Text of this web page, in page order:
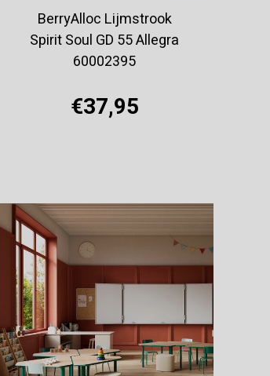
BerryAlloc Lijmstrook
Spirit Soul GD 55 Allegra
60002395
€37,95